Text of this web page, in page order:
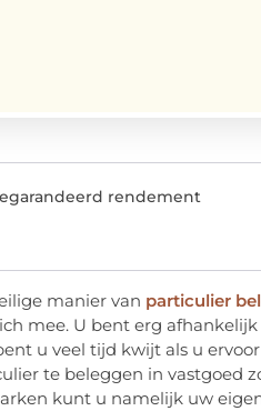
rendement
manier van particulier
mee. U bent erg
u veel tijd kwijt als u
te beleggen in vastgoed
kunt u namelijk uw